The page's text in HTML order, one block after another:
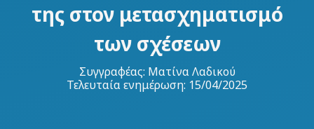
της στον μετασχηματισμό
των σχέσεων
Συγγραφέας: Ματίνα Λαδικού
Τελευταία ενημέρωση: 15/04/2025